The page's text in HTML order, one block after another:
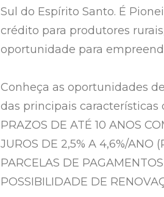
Sul do Espírito Santo. É
crédito para produtores
oportunidade para
Conheça as oportunidades
das principais características
PRAZOS DE ATÉ 10 ANOS
JUROS DE 2,5% A 4,6%/ANO
PARCELAS DE
POSSIBILIDADE DE